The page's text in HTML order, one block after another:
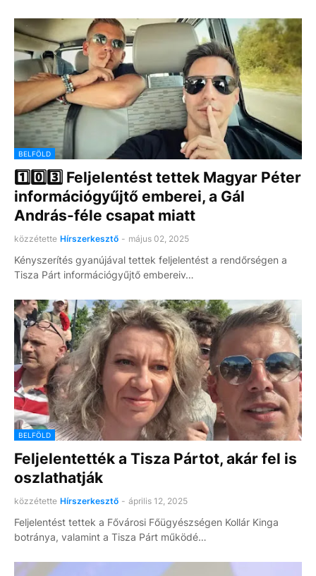
BELFÖLD
1️⃣0️⃣3️⃣ Feljelentést tettek Magyar Péter
információgyűjtő emberei, a Gál
András-féle csapat miatt
közzétette Hírszerkesztő - május 02, 2025
Kényszerítés gyanújával tettek feljelentést a rendőrségen a
Tisza Párt információgyűjtő embereiv…
BELFÖLD
Feljelentették a Tisza Pártot, akár fel is
oszlathatják
közzétette Hírszerkesztő - április 12, 2025
Feljelentést tettek a Fővárosi Főügyészségen Kollár Kinga
botránya, valamint a Tisza Párt működé…